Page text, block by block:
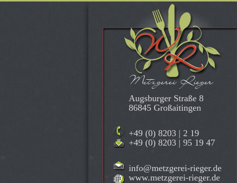
Metzgerei Rieger
Augsburger Straße 8
86845 Großaitingen
+49 (0) 8203 | 2 19
+49 (0) 8203 | 95 19 47
info@metzgerei-rieger.de
www.metzgerei-rieger.de